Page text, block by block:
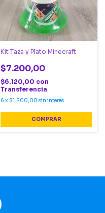
Kit Taza y Plato Minecraft
$7.200,00
$6.120,00 con
Transferencia
6 x $1.200,00 sin interés